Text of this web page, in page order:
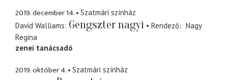
2019. december 14.
Szatmári színház
David Walliams Gengszter nagyi Rendező
Nagy
Regina
zenei tanácsadó
2019. október 4.
Szatmári színház